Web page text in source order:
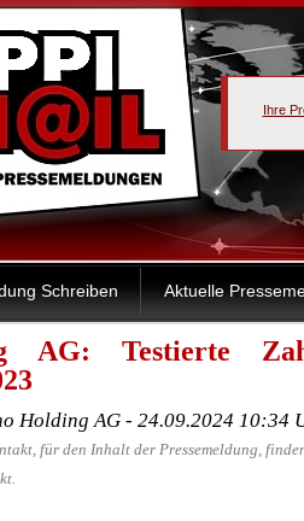
Ihre
Schreiben Aktuelle
AG: Testierte
Holding AG - 24.09.2024 10:34
für den Inhalt der Pressemeldung,